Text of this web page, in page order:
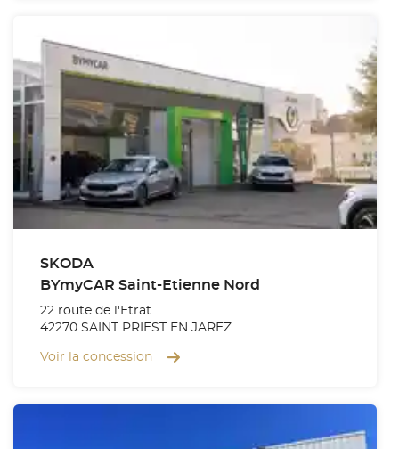
SKODA
BYmyCAR Saint-Etienne Nord
22 route de l'Etrat
42270 SAINT PRIEST EN JAREZ
Voir la concession